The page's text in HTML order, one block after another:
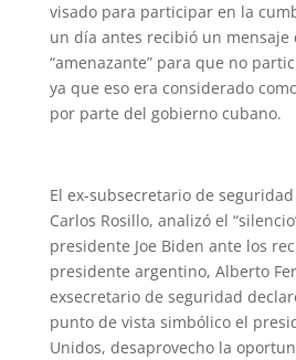
visado para participar en la
un día antes recibió un mensaje
“amenazante” para que no
ya que eso era considerado
por parte del gobierno cubano.
El ex-subsecretario de
Carlos Rosillo, analizó el
presidente Joe Biden ante los
presidente argentino, Alberto
exsecretario de seguridad
punto de vista simbólico el
Unidos, desaprovecho la